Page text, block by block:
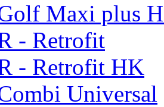
Maxi plus
- Retrofit
- Retrofit HK
Universal